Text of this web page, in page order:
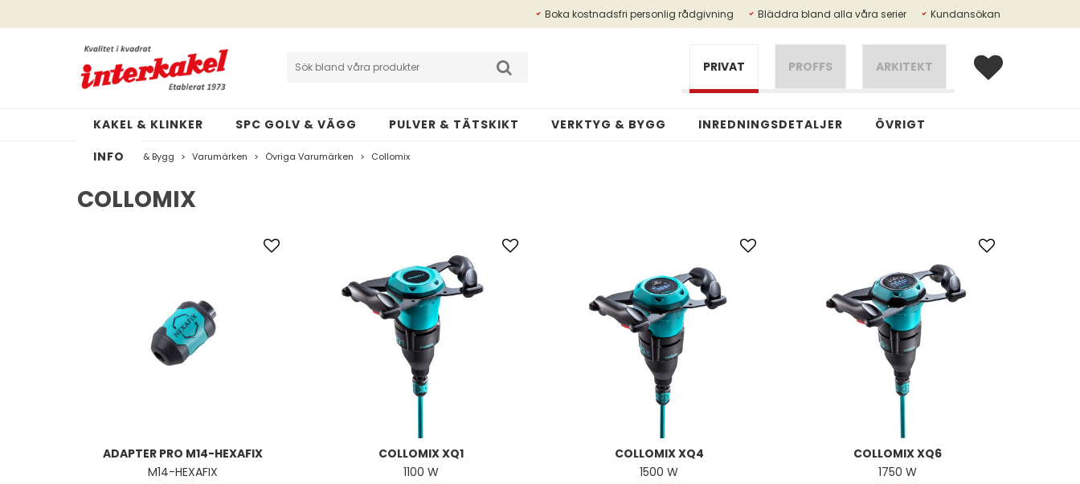
Boka kostnadsfri personlig rådgivning Bläddra bland alla våra serier Kundansökan
KAKEL & KLINKER SPC GOLV & VÄGG PULVER & TÄTSKIKT VERKTYG & BYGG INREDNINGSDETALJER
ÖVRIGT
INFO
PRIVAT PROFFS ARKITEKT
> Verktyg & Bygg > Varumärken > Övriga Varumärken > Collomix
COLLOMIX
ADAPTER PRO M14-HEXAFIX
M14-HEXAFIX
COLLOMIX XQ1
1100 W
COLLOMIX XQ4
1500 W
COLLOMIX XQ6
1750 W